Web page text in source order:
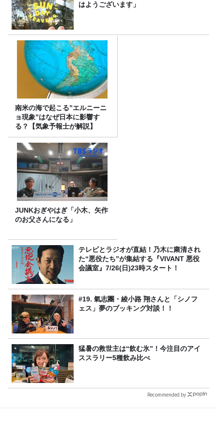
はようございます」
南米の海で起こる”エルニーニ
ョ現象”はなぜ日本に影響す
る？【気象予報士が解説】
JUNKおぎやはぎ「小木、矢作
のお父さんになる」
テレビとラジオが直結！乃木に粛清され
た“悪役たち”が集結する『VIVANT 悪役
会議室』7/26(日)23時スタート！
#19. 氣志團・綾小路 翔さんと「シノフ
ェス」夢のブッキング対談！！
猛暑の救世主は“飲む氷”！今注目のアイ
ススラリー5種飲み比べ
Recommended by